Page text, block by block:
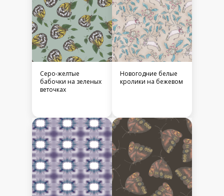
Серо-желтые
бабочки на зеленых
веточках
Новогодние белые
кролики на бежевом